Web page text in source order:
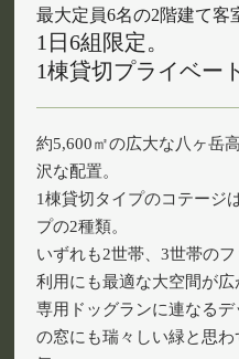
最大定員6名の2階建て客
1日6組限定。
1棟貸切プライベー
約5,600㎡の広大な八ヶ岳
沢な配置。
1棟貸切タイプのコテージ
プの2種類。
いずれも2世帯、3世帯の
利用にも最適な大空間が広
専用ドッグランに連なる
の窓にも瑞々しい緑と思